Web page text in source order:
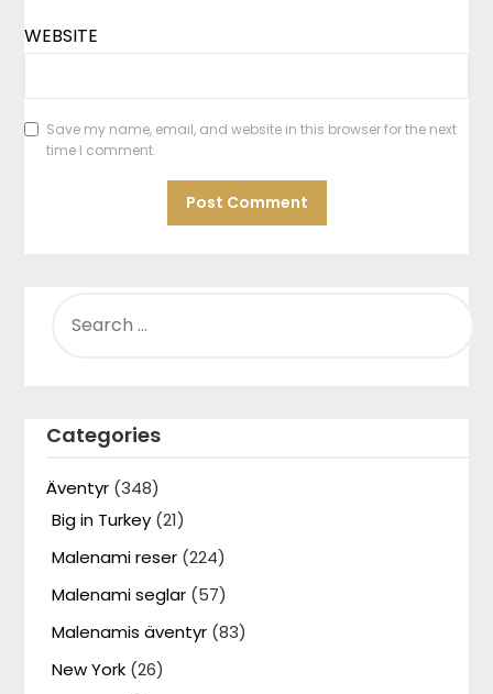
WEBSITE
Save my name, email, and website in this browser for the next
time I comment.
FOR:
Categories
Äventyr (348)
Big in Turkey (21)
Malenami reser (224)
Malenami seglar (57)
Malenamis äventyr (83)
New York (26)